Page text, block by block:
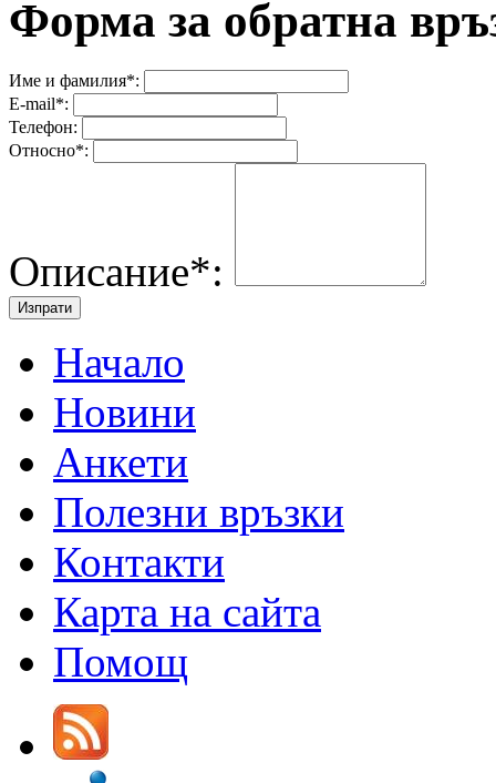
Форма за обратна
Име и фамилия*:
E-mail*:
Телефон:
Относно*:
Описание*:
Изпрати
Начало
Новини
Анкети
Полезни връзки
Контакти
Карта на сайта
Помощ